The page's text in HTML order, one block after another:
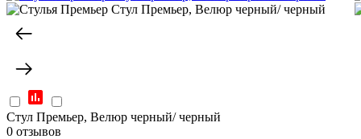
Стул Премьер, Велюр черный/ черный
0 отзывов